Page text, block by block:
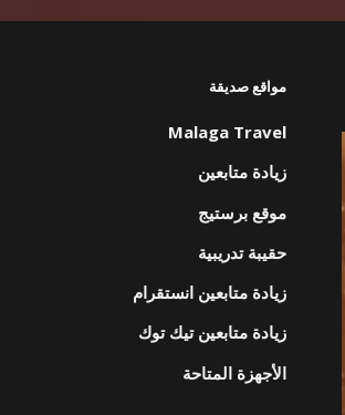
مواقع صديقة
Malaga Travel
زيادة متابعين
موقع برستيج
حقيبة تدريبية
زيادة متابعين انستقرام
زيادة متابعين تيك توك
الأجهزة المتاحة